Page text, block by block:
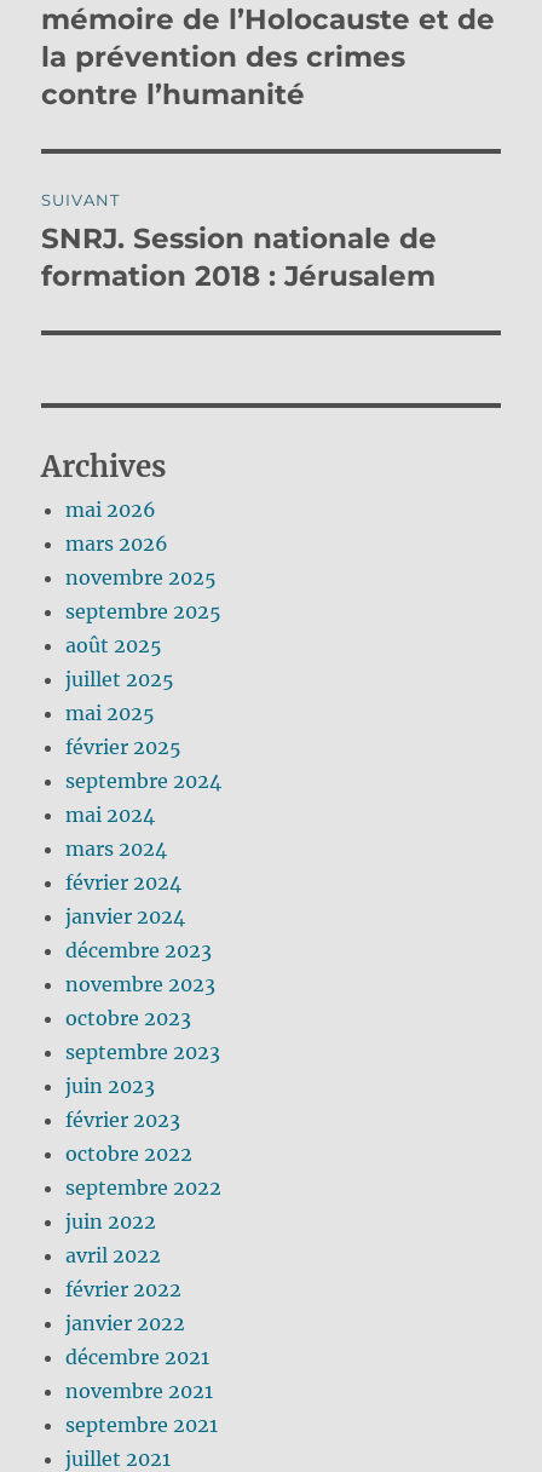
l’article
précédente :
mémoire de l’Holocauste et de
la prévention des crimes
contre l’humanité
SUIVANT
Publication
suivante :
SNRJ. Session nationale de
formation 2018 : Jérusalem
Archives
mai 2026
mars 2026
novembre 2025
septembre 2025
août 2025
juillet 2025
mai 2025
février 2025
septembre 2024
mai 2024
mars 2024
février 2024
janvier 2024
décembre 2023
novembre 2023
octobre 2023
septembre 2023
juin 2023
février 2023
octobre 2022
septembre 2022
juin 2022
avril 2022
février 2022
janvier 2022
décembre 2021
novembre 2021
septembre 2021
juillet 2021